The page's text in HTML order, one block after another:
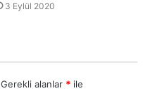
3 Eylül 2020
Gerekli alanlar * ile